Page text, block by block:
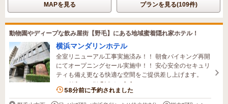
MAPを見る プランを見る(109件)
動物園やディープな飲み屋街【野毛】にある地域蜜着隠れ家ホテル！
横浜マンダリンホテル
全室リニューアル工事実施済み！！ 朝食バイキング再開
にてオープニングセール実施中！！ 安心安全のセキュリ
ティも備え更なる快適な空間をご提供差し上げます。
7名がこの宿を見ています
58分前に予約されました